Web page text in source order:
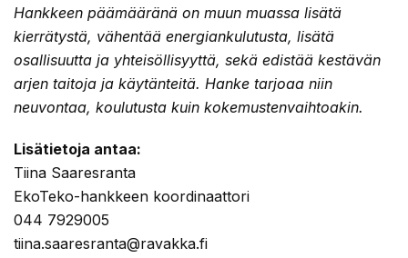
Hankkeen päämääränä on muun muassa lisätä
kierrätystä, vähentää energiankulutusta, lisätä
osallisuutta ja yhteisöllisyyttä, sekä edistää kestävän
arjen taitoja ja käytänteitä. Hanke tarjoaa niin
neuvontaa, koulutusta kuin kokemustenvaihtoakin.
Lisätietoja antaa:
Tiina Saaresranta
EkoTeko-hankkeen koordinaattori
044 7929005
tiina.saaresranta@ravakka.fi